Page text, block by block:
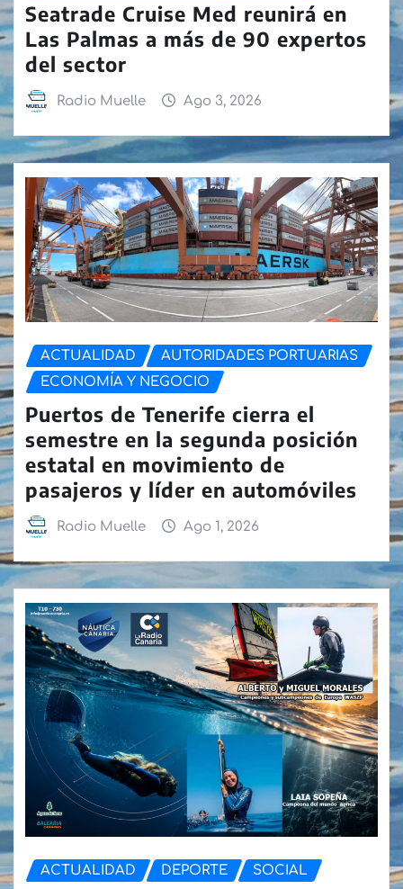
Seatrade Cruise Med reunirá en
Las Palmas a más de 90 expertos
del sector
Radio Muelle Ago 3, 2026
ACTUALIDAD
AUTORIDADES PORTUARIAS
ECONOMÍA Y NEGOCIO
Puertos de Tenerife cierra el
semestre en la segunda posición
estatal en movimiento de
pasajeros y líder en automóviles
Radio Muelle Ago 1, 2026
ACTUALIDAD DEPORTE SOCIAL